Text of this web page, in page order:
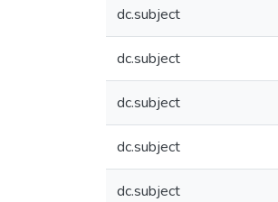
dc.subject
dc.subject
dc.subject
dc.subject
dc.subject